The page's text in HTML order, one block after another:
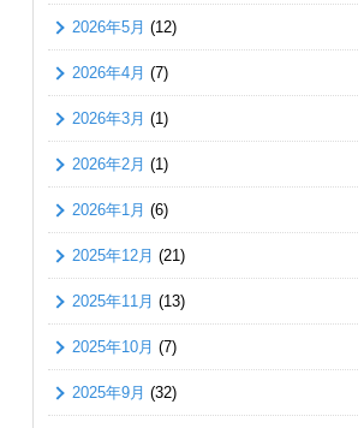
2026年5月 (12)
2026年4月 (7)
2026年3月 (1)
2026年2月 (1)
2026年1月 (6)
2025年12月 (21)
2025年11月 (13)
2025年10月 (7)
2025年9月 (32)